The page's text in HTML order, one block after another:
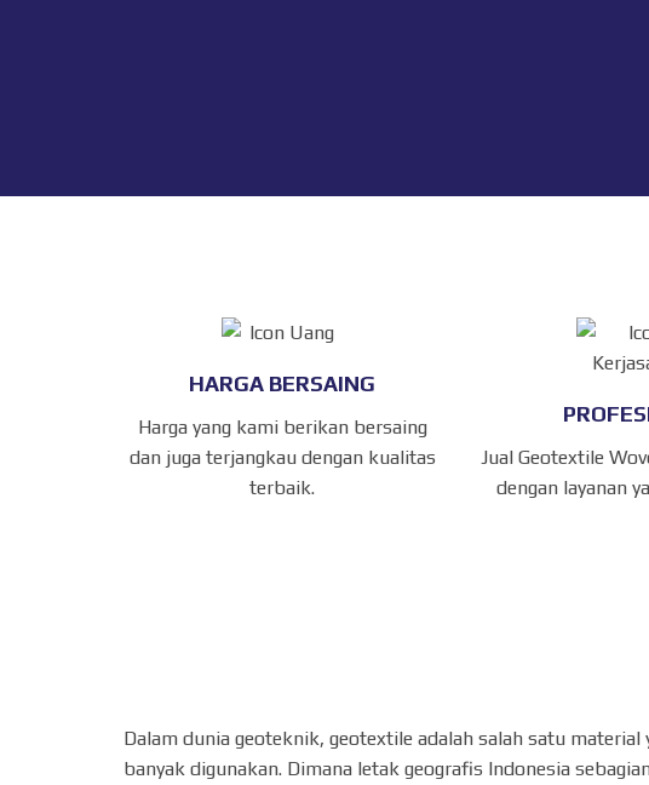
HARGA BERSAING
Harga yang kami berikan bersaing
dan juga terjangkau dengan kualitas
terbaik.
Jual Geotextile
dengan layanan
Dalam dunia geoteknik, geotextile adalah salah satu material
banyak digunakan. Dimana letak geografis Indonesia